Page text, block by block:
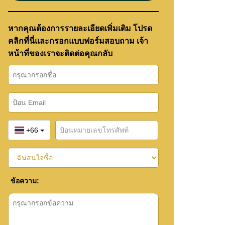
หากคุณต้องการรายละเอียดเพิ่มเติม โปรด
คลิกที่นี่และกรอกแบบฟอร์มสอบถาม เจ้า
หน้าที่ของเราจะติดต่อคุณกลับ
+66
ข้อความ: